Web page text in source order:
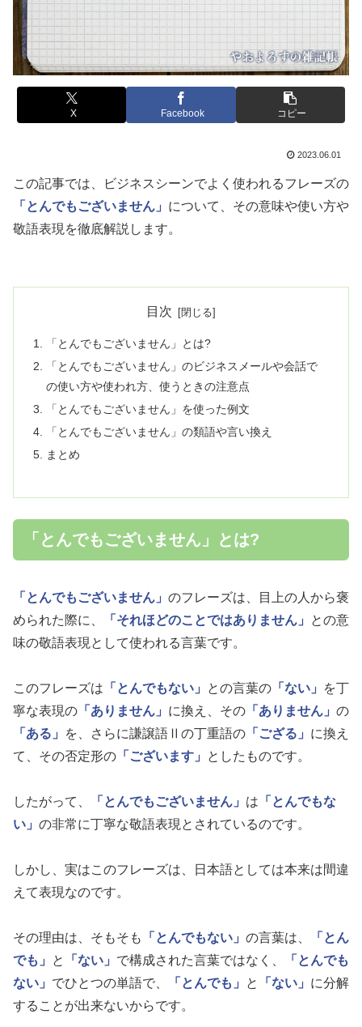
X Facebook コピー
2023.06.01
この記事では、ビジネスシーンでよく使われるフレーズの
「とんでもございません」 について、その意味や使い方や
敬語表現を徹底解説します。
目次
「とんでもございません」とは?
「とんでもございません」のビジネスメールや会話で
の使い方や使われ方、使うときの注意点
「とんでもございません」を使った例文
「とんでもございません」の類語や言い換え
まとめ
「とんでもございません」とは?
「とんでもございません」 のフレーズは、目上の人から褒
められた際に、
「それほどのことではありません」
との意
味の敬語表現として使われる言葉です。
このフレーズは 「とんでもない」 との言葉の 「ない」
を丁
寧な表現の 「ありません」 に換え、その 「ありません」 の
「ある」
を、さらに謙譲語Ⅱの丁重語の 「ござる」 に換え
て、その否定形の 「ございます」 としたものです。
したがって、 「とんでもございません」 は 「とんでもな
い」 の非常に丁寧な敬語表現とされているのです。
しかし、実はこのフレーズは、日本語としては本来は間違
えて表現なのです。
その理由は、そもそも 「とんでもない」 の言葉は、
「とん
でも」
と 「ない」 で構成された言葉ではなく、
「とんでも
ない」 でひとつの単語で、 「とんでも」 と 「ない」 に分解
することが出来ないからです。